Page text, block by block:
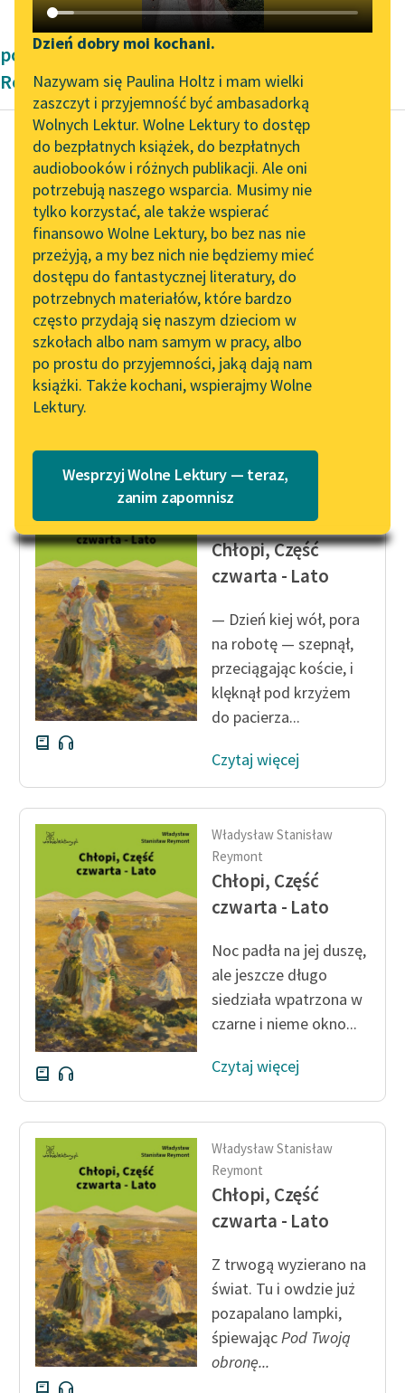
Katalog DAISY
Podkasty o książkach
Zgłoś brak utworu
Aktualności
„Prokurator Alicja Horn”
do słuchania
Byliśmy częścią AI Impact
Lab
Zapraszamy na spotkanie
online z tłumaczkami
literatury skandynawskiej
Spotkanie z Katarzyną
Tunkiel w Oslo
102. lata temu zmarł
Joseph Conrad
Lektury szkolne i klasyka
literatury do słuchania dla
uczennic i uczniów z
niepełnosprawnościami
E-kolekcja lektur
szkolnych i literatury do
słuchania dla uczennic i
uczniów z
niepełnosprawnościami
Feministyczne inspiracje.
Popularyzacja
feministycznej
Ręce pełne poezji
Kolekcje edukacyjne
twórców przechodzących
do domeny publicznej,
lektur szkolnych oraz
Starego Testamentu
Odkurzamy bohaterów
Szkoła Poezji Wolnych
Lektur
Narzędzia
Mapa Wolnych Lektur
Leśmianator
Przewodnik dla piszących i
czytających
API
OAI-PMH
Widget Wolnych Lektur
Przypisy
Katalog w formacie PDF
O nas
O projekcie
Zasady wykorzystania
Wolnych Lektur
Logotypy
Materiały promocyjne
Polityka prywatności
Dzień dobry moi kochani.
Nazywam się Paulina Holtz i mam wielki
zaszczyt i przyjemność być ambasadorką
Wolnych Lektur. Wolne Lektury to dostęp
do bezpłatnych książek, do bezpłatnych
audiobooków i różnych publikacji. Ale oni
potrzebują naszego wsparcia. Musimy nie
tylko korzystać, ale także wspierać
finansowo Wolne Lektury, bo bez nas nie
przeżyją, a my bez nich nie będziemy mieć
dostępu do fantastycznej literatury, do
potrzebnych materiałów, które bardzo
często przydają się naszym dzieciom w
szkołach albo nam samym w pracy, albo
po prostu do przyjemności, jaką dają nam
książki. Także kochani, wspierajmy Wolne
Lektury.
Wesprzyj Wolne Lektury — teraz,
zanim zapomnisz
powieści Pozytywizm Władysław Stanisław
Reymont
Władysław Stanisław
Reymont
Chłopi, Część
czwarta - Lato
Zaraz też huknęły
organy i zaczęła się
suma. Przyklękli
wszyscy, poprzysiadali
a jęli się żarliwie...
Władysław Stanisław
Reymont
Chłopi, Część
czwarta - Lato
— Dzień kiej wół, pora
na robotę — szepnął,
przeciągając koście, i
klęknął pod krzyżem
do pacierza...
Czytaj więcej
Władysław Stanisław
Reymont
Chłopi, Część
czwarta - Lato
Noc padła na jej duszę,
ale jeszcze długo
siedziała wpatrzona w
czarne i nieme okno...
Czytaj więcej
Władysław Stanisław
Reymont
Chłopi, Część
czwarta - Lato
Z trwogą wyzierano na
świat. Tu i owdzie już
pozapalano lampki,
śpiewającPod Twoją
obronę...